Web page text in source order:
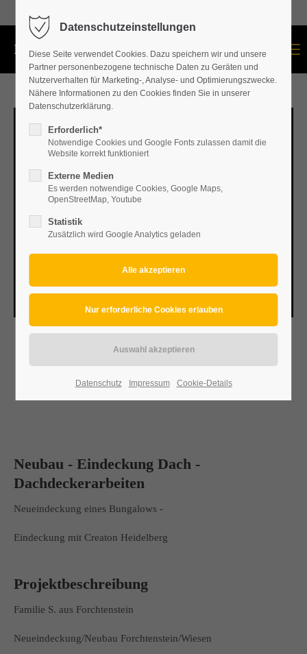
Neubau - Eindeckung Dach -
Dachdeckerarbeiten
Neueindeckung eines Bungalows -
Eindeckung mit Creaton Heidelberg
Projektbeschreibung
Familie S. aus Forchtenstein
Neueindeckung/Neubau Forchtenstein/Wiesen
Datenschutzeinstellungen
Diese Seite verwendet Cookies. Dazu speichern wir und unsere
Partner personenbezogene technische Daten zu Geräten und
Nutzerverhalten für Marketing-, Analyse- und Optimierungszwecke.
Nähere Informationen zu den Cookies finden Sie in unserer
Datenschutzerklärung.
Erforderlich*
Notwendige Cookies und Google Fonts zulassen damit die
Website korrekt funktioniert
Externe Medien
Es werden notwendige Cookies, Google Maps,
OpenStreetMap, Youtube
Statistik
Zusätzlich wird Google Analytics geladen
Datenschutz Impressum Cookie-Details